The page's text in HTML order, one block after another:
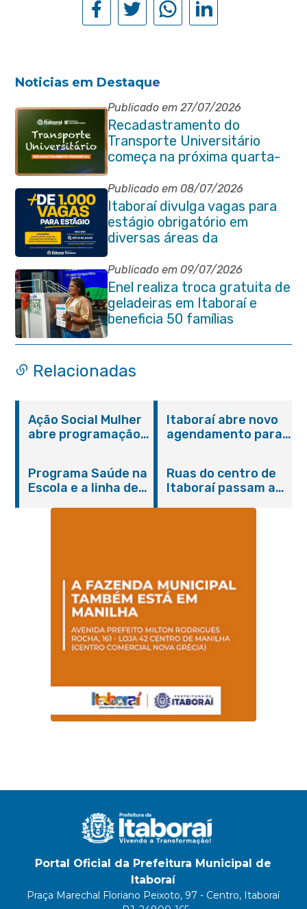
Noticias em Destaque
Publicado em 27/07/2026
Recadastramento do
Transporte Universitário
começa na próxima quarta-
feira (29/07)
Publicado em 08/07/2026
Itaboraí divulga vagas para
estágio obrigatório em
diversas áreas da
administração pública
Publicado em 09/07/2026
Enel realiza troca gratuita de
geladeiras em Itaboraí e
beneficia 50 famílias
Relacionadas
Ação Social Mulher
abre programação
serviços gratuitos e
orientações
Itaboraí abre novo
agendamento para
Programa Saúde na
Escola e a linha de
Magalhães Seabra
Ruas do centro de
Itaboraí passam a
Portal Oficial da Prefeitura Municipal de
Itaboraí
Praça Marechal Floriano Peixoto, 97 - Centro, Itaboraí